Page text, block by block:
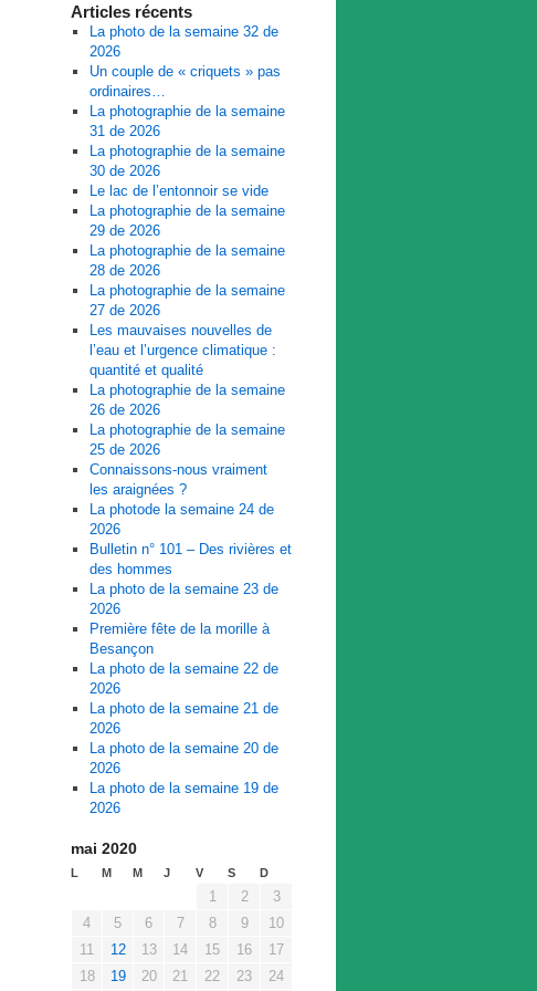
Articles récents
La photo de la semaine 32 de
2026
Un couple de « criquets » pas
ordinaires…
La photographie de la semaine
31 de 2026
La photographie de la semaine
30 de 2026
Le lac de l’entonnoir se vide
La photographie de la semaine
29 de 2026
La photographie de la semaine
28 de 2026
La photographie de la semaine
27 de 2026
Les mauvaises nouvelles de
l’eau et l’urgence climatique :
quantité et qualité
La photographie de la semaine
26 de 2026
La photographie de la semaine
25 de 2026
Connaissons-nous vraiment
les araignées ?
La photode la semaine 24 de
2026
Bulletin n° 101 – Des rivières et
des hommes
La photo de la semaine 23 de
2026
Première fête de la morille à
Besançon
La photo de la semaine 22 de
2026
La photo de la semaine 21 de
2026
La photo de la semaine 20 de
2026
La photo de la semaine 19 de
2026
mai 2020
L M M J V S D
1 2
3
4
5 6 7 8 9
10
11
12 13 14 15 16
17
18
19 20 21 22 23 24